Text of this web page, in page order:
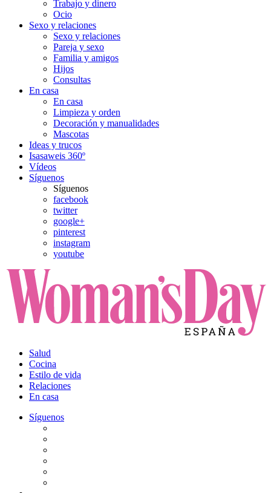
Trabajo y dinero
Ocio
Sexo y relaciones
Sexo y relaciones
Pareja y sexo
Familia y amigos
Hijos
Consultas
En casa
En casa
Limpieza y orden
Decoración y manualidades
Mascotas
Ideas y trucos
Isasaweis 360º
Vídeos
Síguenos
Síguenos
facebook
twitter
google+
pinterest
instagram
youtube
Salud
Cocina
Estilo de vida
Relaciones
En casa
Síguenos